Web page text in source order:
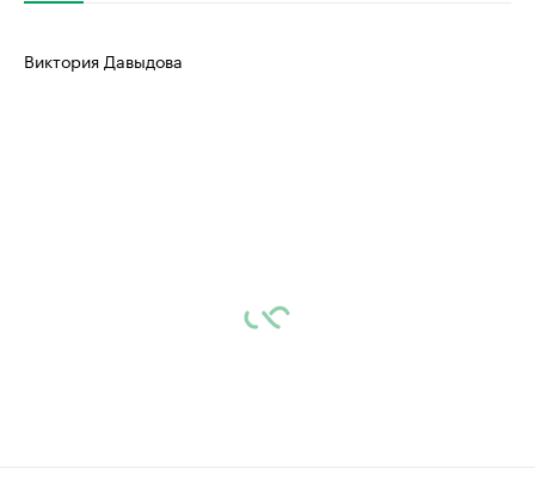
Виктория Давыдова